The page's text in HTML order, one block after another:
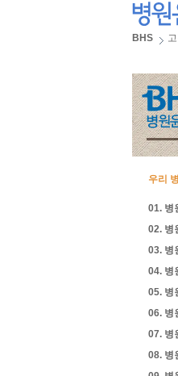
BHS
우리
01. 병
02. 병
03. 병
04. 병
05. 병
06. 병
07. 병
08. 병